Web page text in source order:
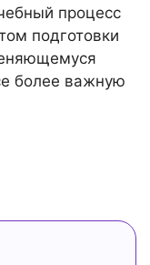
процесс
подготовки
более важную